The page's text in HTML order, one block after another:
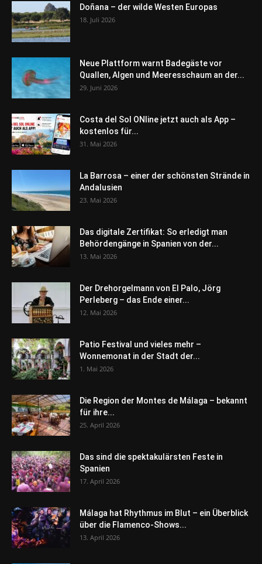
Doñana – der wilde Westen Europas
18. Juli 2026
Neue Plattform warnt Badegäste vor
Quallen, Algen und Meeresschaum an der...
29. Juni 2026
Costa del Sol ONline jetzt auch als App –
kostenlos für...
31. Mai 2026
La Barrosa – einer der schönsten Strände in
Andalusien
23. Mai 2026
Das digitale Zertifikat: So erledigt man
Behördengänge in Spanien von der...
13. Mai 2026
Der Drehorgelmann von El Palo, Jörg
Perleberg – das Ende einer...
12. Mai 2026
Patio Festival und vieles mehr –
Wonnemonat in der Stadt der...
1. Mai 2026
Die Region der Montes de Málaga – bekannt
für ihre...
25. April 2026
Das sind die spektakulärsten Feste in
Spanien
17. April 2026
Málaga hat Rhythmus im Blut – ein Überblick
über die Flamenco-Shows...
13. April 2026